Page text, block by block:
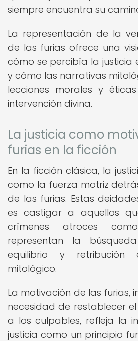
siempre encuentra su
La representación de la
de las furias ofrece una
cómo se percibía la justicia
y cómo las narrativas
lecciones morales y
intervención divina.
La justicia como
furias en la ficción
En la ficción clásica, la
como la fuerza motriz
de las furias. Estas
es castigar a aquellos
crímenes atroces
representan la
equilibrio y retribución
mitológico.
La motivación de las furias,
necesidad de restablecer
a los culpables, refleja la
justicia como un principio